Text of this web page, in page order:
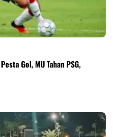
Gol, MU Tahan PSG,